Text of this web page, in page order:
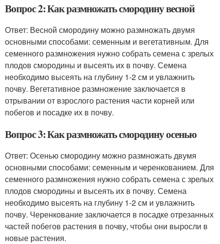
Вопрос 2: Как размножать смородину весной
Ответ: Весной смородину можно размножать двумя
основными способами: семенным и вегетативным. Для
семенного размножения нужно собрать семена с зрелых
плодов смородины и высеять их в почву. Семена
необходимо высеять на глубину 1-2 см и увлажнить
почву. Вегетативное размножение заключается в
отрывании от взрослого растения части корней или
побегов и посадке их в почву.
Вопрос 3: Как размножать смородину осенью
Ответ: Осенью смородину можно размножать двумя
основными способами: семенным и черенкованием. Для
семенного размножения нужно собрать семена с зрелых
плодов смородины и высеять их в почву. Семена
необходимо высеять на глубину 1-2 см и увлажнить
почву. Черенкование заключается в посадке отрезанных
частей побегов растения в почву, чтобы они выросли в
новые растения.